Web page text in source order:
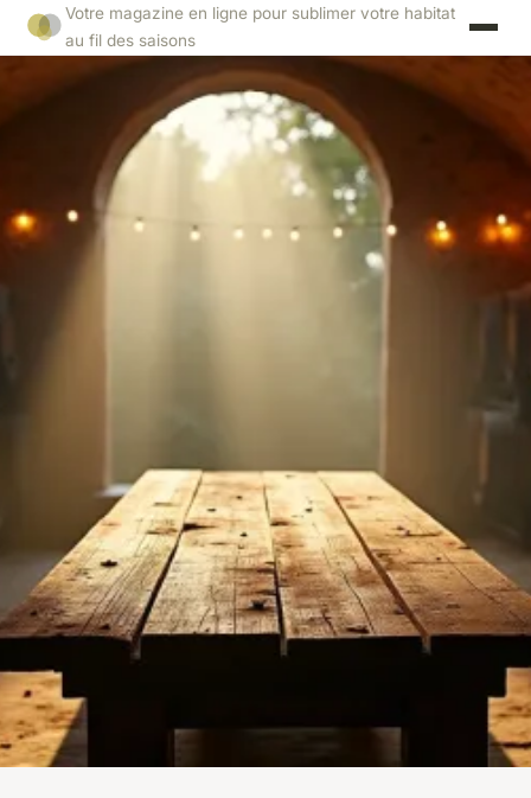
Votre magazine en ligne pour sublimer votre habitat
au fil des saisons